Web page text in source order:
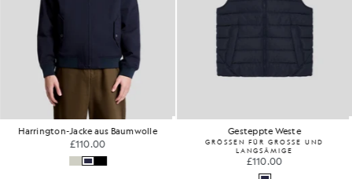
Harrington-Jacke aus Baumwolle
£110.00
Gesteppte Weste
GRÖSSEN FÜR GROSSE UND
LANGSÄMIGE
£110.00